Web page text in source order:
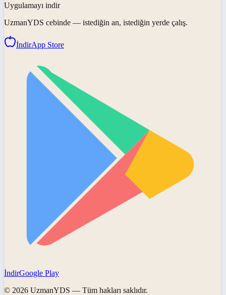
Uygulamayı indir
UzmanYDS cebinde — istediğin an, istediğin yerde çalış.
İndirApp Store
İndirGoogle Play
© 2026 UzmanYDS — Tüm hakları saklıdır.